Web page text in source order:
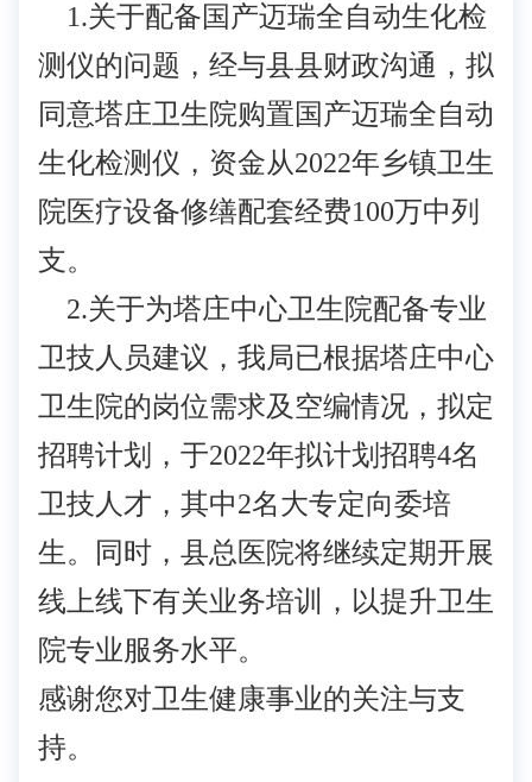
1.关于配备国产迈瑞全自动生化检
测仪的问题，经与县县财政沟通，拟
同意塔庄卫生院购置国产迈瑞全自动
生化检测仪，资金从2022年乡镇卫生
院医疗设备修缮配套经费100万中列
支。
2.关于为塔庄中心卫生院配备专业
卫技人员建议，我局已根据塔庄中心
卫生院的岗位需求及空编情况，拟定
招聘计划，于2022年拟计划招聘4名
卫技人才，其中2名大专定向委培
生。同时，县总医院将继续定期开展
线上线下有关业务培训，以提升卫生
院专业服务水平。
感谢您对卫生健康事业的关注与支
持。